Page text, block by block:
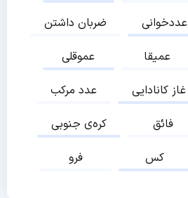
ضربان داشتن
عددخوانی
عموقلی
عمیقا
عدد مرکب
غاز کانادایی
کره‌ی جنوبی
فائق
فرو
کس